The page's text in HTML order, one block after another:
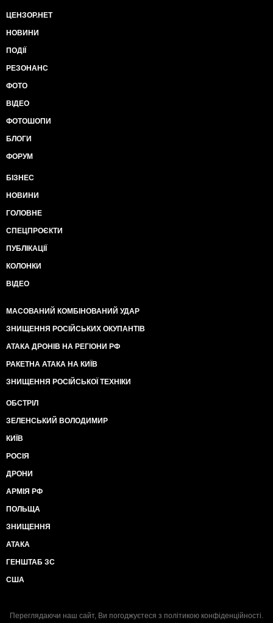
ЦЕНЗОР.НЕТ
НОВИНИ
ПОДІЇ
РЕЗОНАНС
ФОТО
ВІДЕО
ФОТОШОПИ
БЛОГИ
ФОРУМ
БІЗНЕС
НОВИНИ
ГОЛОВНЕ
СПЕЦПРОЄКТИ
ПУБЛІКАЦІЇ
КОЛОНКИ
ВІДЕО
МАСОВАНИЙ КОМБІНОВАНИЙ УДАР
ЗНИЩЕННЯ РОСІЙСЬКИХ ОКУПАНТІВ
АТАКА ДРОНІВ НА РЕГІОНИ РФ
РАКЕТНА АТАКА НА КИЇВ
ЗНИЩЕННЯ РОСІЙСЬКОЇ ТЕХНІКИ
ОБСТРІЛ
ЗЕЛЕНСЬКИЙ ВОЛОДИМИР
КИЇВ
РОСІЯ
ДРОНИ
АРМІЯ РФ
ПОЛЬЩА
ЗНИЩЕННЯ
АТАКА
ГЕНШТАБ ЗС
США
Переглядаючи наш сайт, Ви погоджуєтеся з політикою конфіденційності.